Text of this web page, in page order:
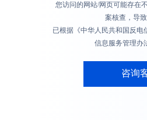
您访问的网站/网页可能存在
案核查，导
已根据《中华人民共和国反电
信息服务管理办
咨询